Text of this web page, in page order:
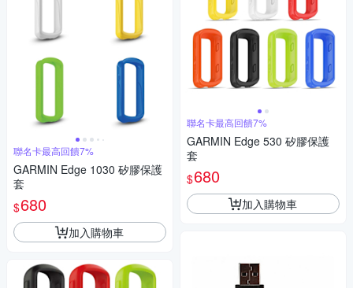
聯名卡最高回饋7%
GARMIN Edge 1030 矽膠保護
套
$680
加入購物車
聯名卡最高回饋7%
GARMIN Edge 530 矽膠保護
套
$680
加入購物車